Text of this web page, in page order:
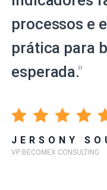
processos e
prática para
esperada."
JERSONY
VP BECOMEX CONSULTING